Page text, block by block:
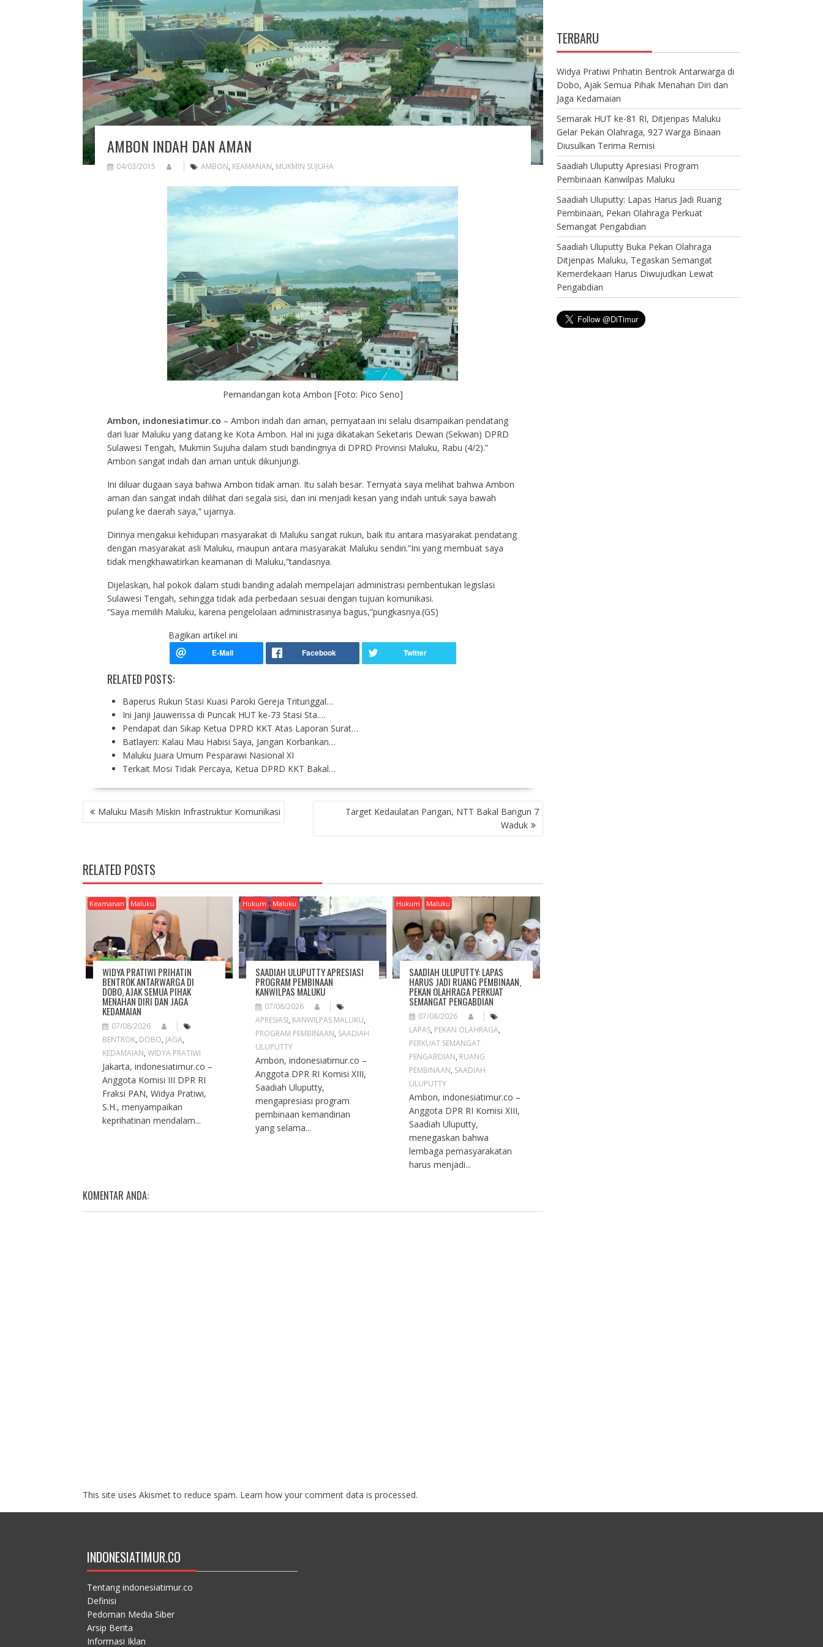
AMBON INDAH DAN AMAN
04/03/2015 AMBON, KEAMANAN, MUKMIN SUJUHA
Pemandangan kota Ambon [Foto: Pico Seno]
Ambon, indonesiatimur.co – Ambon indah dan aman, pernyataan ini selalu disampaikan pendatang
dari luar Maluku yang datang ke Kota Ambon. Hal ini juga dikatakan Seketaris Dewan (Sekwan) DPRD
Sulawesi Tengah, Mukmin Sujuha dalam studi bandingnya di DPRD Provinsi Maluku, Rabu (4/2).”
Ambon sangat indah dan aman untuk dikunjungi.
Ini diluar dugaan saya bahwa Ambon tidak aman. Itu salah besar. Ternyata saya melihat bahwa Ambon
aman dan sangat indah dilihat dari segala sisi, dan ini menjadi kesan yang indah untuk saya bawah
pulang ke daerah saya,” ujarnya.
Dirinya mengakui kehidupan masyarakat di Maluku sangat rukun, baik itu antara masyarakat pendatang
dengan masyarakat asli Maluku, maupun antara masyarakat Maluku sendiri.”Ini yang membuat saya
tidak mengkhawatirkan keamanan di Maluku,”tandasnya.
Dijelaskan, hal pokok dalam studi banding adalah mempelajari administrasi pembentukan legislasi
Sulawesi Tengah, sehingga tidak ada perbedaan sesuai dengan tujuan komunikasi.
“Saya memilih Maluku, karena pengelolaan administrasinya bagus,”pungkasnya.(GS)
Bagikan artikel ini
RELATED POSTS:
Baperus Rukun Stasi Kuasi Paroki Gereja Tritunggal…
Ini Janji Jauwerissa di Puncak HUT ke-73 Stasi Sta.…
Pendapat dan Sikap Ketua DPRD KKT Atas Laporan Surat…
Batlayeri: Kalau Mau Habisi Saya, Jangan Korbankan…
Maluku Juara Umum Pesparawi Nasional XI
Terkait Mosi Tidak Percaya, Ketua DPRD KKT Bakal…
P
O
N
A
V
G
O
N
Maluku Masih Miskin Infrastruktur Komunikasi
Target Kedaulatan Pangan, NTT Bakal Bangun 7
Waduk
RELATED POSTS
Keamanan Maluku
WIDYA PRATIWI PRIHATIN
BENTROK ANTARWARGA DI
DOBO, AJAK SEMUA PIHAK
MENAHAN DIRI DAN JAGA
KEDAMAIAN
07/08/2026
BENTROK, DOBO, JAGA,
KEDAMAIAN, WIDYA PRATIWI
Jakarta, indonesiatimur.co –
Anggota Komisi III DPR RI
Fraksi PAN, Widya Pratiwi,
S.H., menyampaikan
keprihatinan mendalam...
Hukum Maluku
SAADIAH ULUPUTTY APRESIASI
PROGRAM PEMBINAAN
KANWILPAS MALUKU
07/08/2026
APRESIASI, KANWILPAS MALUKU,
PROGRAM PEMBINAAN, SAADIAH
ULUPUTTY
Ambon, indonesiatimur.co –
Anggota DPR RI Komisi XIII,
Saadiah Uluputty,
mengapresiasi program
pembinaan kemandirian
yang selama...
Hukum Maluku
SAADIAH ULUPUTTY: LAPAS
HARUS JADI RUANG PEMBINAAN,
PEKAN OLAHRAGA PERKUAT
SEMANGAT PENGABDIAN
07/08/2026
LAPAS, PEKAN OLAHRAGA,
PERKUAT SEMANGAT
PENGABDIAN, RUANG
PEMBINAAN, SAADIAH
ULUPUTTY
Ambon, indonesiatimur.co –
Anggota DPR RI Komisi XIII,
Saadiah Uluputty,
menegaskan bahwa
lembaga pemasyarakatan
harus menjadi...
KOMENTAR ANDA:
This site uses Akismet to reduce spam. Learn how your comment data is processed.
TERBARU
Widya Pratiwi Prihatin Bentrok Antarwarga di
Dobo, Ajak Semua Pihak Menahan Diri dan
Jaga Kedamaian
Semarak HUT ke-81 RI, Ditjenpas Maluku
Gelar Pekan Olahraga, 927 Warga Binaan
Diusulkan Terima Remisi
Saadiah Uluputty Apresiasi Program
Pembinaan Kanwilpas Maluku
Saadiah Uluputty: Lapas Harus Jadi Ruang
Pembinaan, Pekan Olahraga Perkuat
Semangat Pengabdian
Saadiah Uluputty Buka Pekan Olahraga
Ditjenpas Maluku, Tegaskan Semangat
Kemerdekaan Harus Diwujudkan Lewat
Pengabdian
INDONESIATIMUR.CO
Tentang indonesiatimur.co
Definisi
Pedoman Media Siber
Arsip Berita
Informasi Iklan